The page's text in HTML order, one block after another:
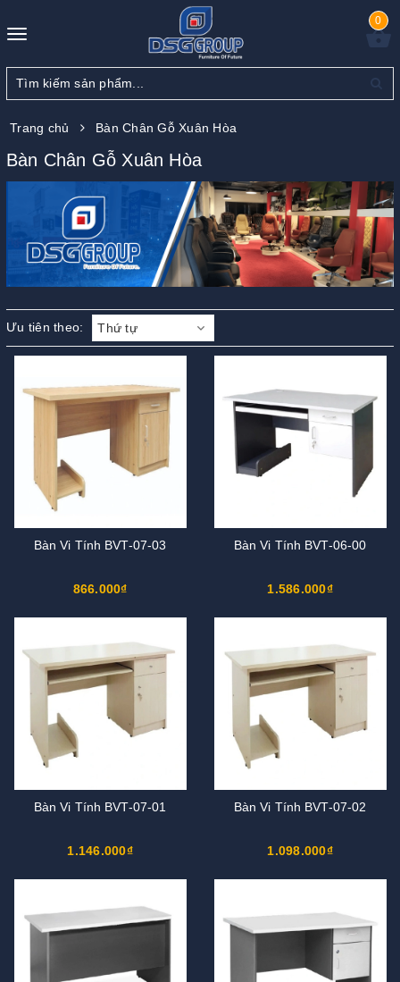
Toggle
0
Trang chủ Bàn Chân Gỗ Xuân Hòa
Bàn Chân Gỗ Xuân Hòa
Ưu tiên theo: Thứ tự
Bàn Vi Tính BVT-07-03
866.000₫
Bàn Vi Tính BVT-06-00
1.586.000₫
Bàn Vi Tính BVT-07-01
1.146.000₫
Bàn Vi Tính BVT-07-02
1.098.000₫